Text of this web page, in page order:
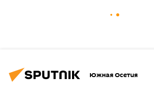
Южная Осетия